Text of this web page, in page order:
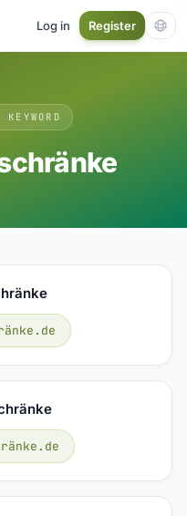
Log in Register